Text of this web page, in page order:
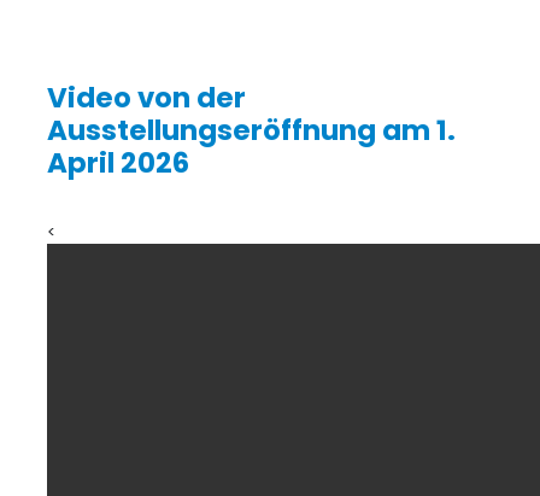
Video von der
Ausstellungseröffnung am 1.
April 2026
<